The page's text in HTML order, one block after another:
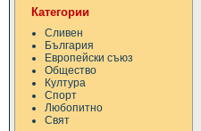
Категории
Сливен
България
Европейски съюз
Общество
Култура
Спорт
Любопитно
Свят